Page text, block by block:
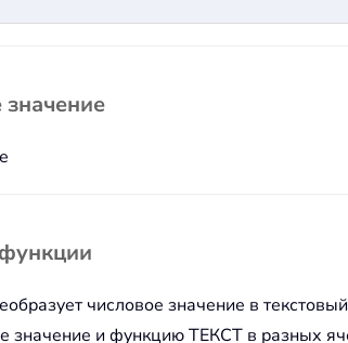
числовое значение в
значение и функцию ТЕКСТ в разных